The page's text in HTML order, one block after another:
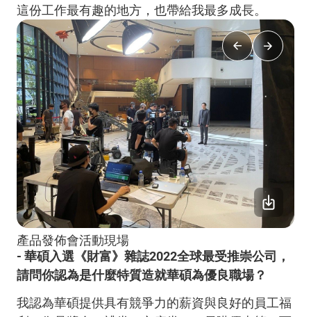
這份工作最有趣的地方，也帶給我最多成長。
產品發佈會活動現場
- 華碩入選《財富》雜誌2022全球最受推崇公司，
請問你認為是什麼特質造就華碩為優良職場？
我認為華碩提供具有競爭力的薪資與良好的員工福